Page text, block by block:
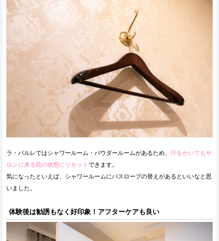
ラ・パルレではシャワールーム・パウダールームがあるため、 汗をかいてもサ
ロンに来る前の状態にリセット できます。
気になったといえば、シャワールームにバスローブの替えがあるといいなと思
いました。
体験後は勧誘もなく好印象！アフターケアも良い